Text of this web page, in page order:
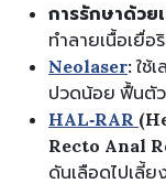
การรักษาด้วย
ทำลายเนื้อเยื่
Neolaser:ใช้
ปวดน้อย ฟื้นตัว
HAL‑RAR
Recto Anal
ดันเลือดไปเลี้